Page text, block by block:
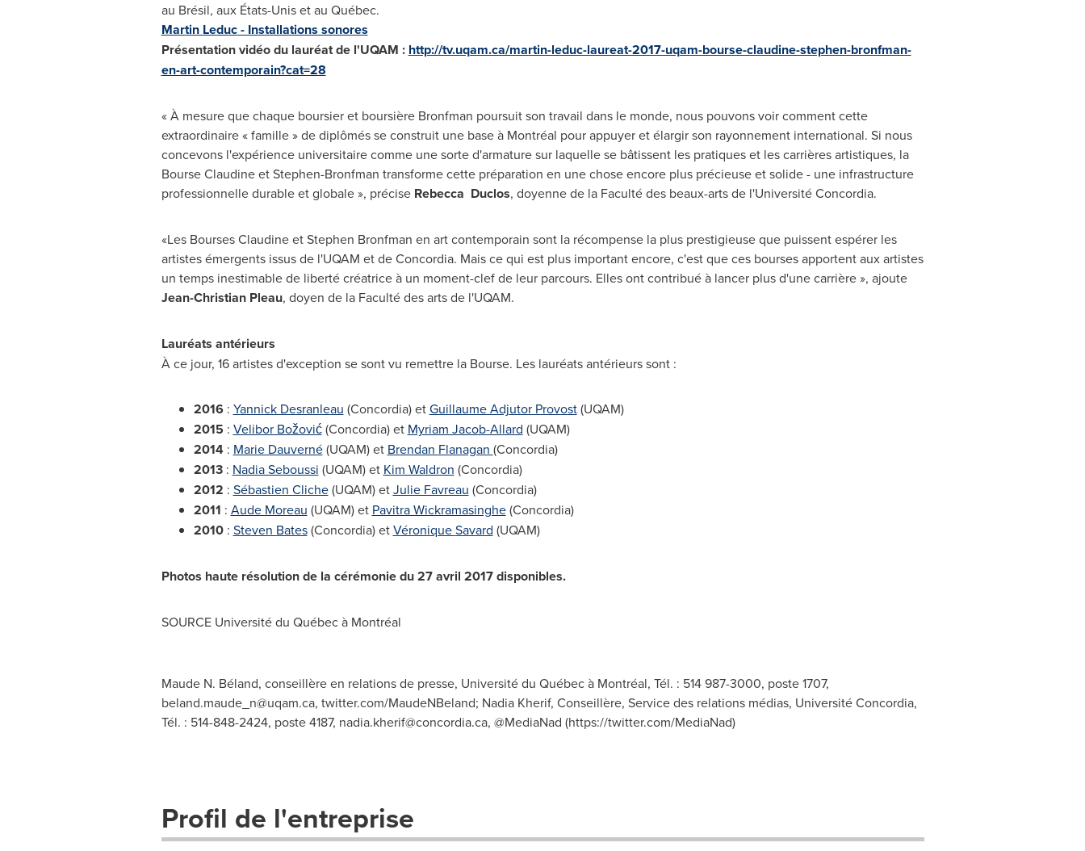
au Brésil, aux États-Unis et au Québec.
Martin Leduc- Installations sonores
Présentation vidéo du lauréat de l'UQAM : http://tv.uqam.ca/martin-leduc-laureat-2017-uqam-bourse-claudine-stephen-bronfman-
en-art-contemporain?cat=28
« À mesure que chaque boursier et boursière Bronfman poursuit son travail dans le monde, nous pouvons voir comment cette
extraordinaire « famille » de diplômés se construit une base à Montréal pour appuyer et élargir son rayonnement international. Si nous
concevons l'expérience universitaire comme une sorte d'armature sur laquelle se bâtissent les pratiques et les carrières artistiques, la
Bourse Claudine et Stephen-Bronfman transforme cette préparation en une chose encore plus précieuse et solide - une infrastructure
professionnelle durable et globale », précise Rebecca Duclos, doyenne de la Faculté des beaux-arts de l'Université Concordia.
«Les Bourses Claudine etStephen Bronfman en art contemporain sont la récompense la plus prestigieuse que puissent espérer les
artistes émergents issus de l'UQAM et de Concordia. Mais ce qui est plus important encore, c'est que ces bourses apportent aux artistes
un temps inestimable de liberté créatrice à un moment-clef de leur parcours. Elles ont contribué à lancer plus d'une carrière », ajoute
Jean-Christian Pleau, doyen de la Faculté des arts de l'UQAM.
Lauréats antérieurs
À ce jour, 16 artistes d'exception se sont vu remettre la Bourse. Les lauréats antérieurs sont :
2016: Yannick Desranleau (Concordia) etGuillaume Adjutor Provost(UQAM)
2015 : Velibor Božović(Concordia) et Myriam Jacob-Allard (UQAM)
2014 : Marie Dauverné(UQAM) et Brendan Flanagan (Concordia)
2013 : Nadia Seboussi (UQAM) et Kim Waldron (Concordia)
2012 : Sébastien Cliche(UQAM) etJulie Favreau (Concordia)
2011 : Aude Moreau (UQAM) et Pavitra Wickramasinghe(Concordia)
2010: Steven Bates(Concordia) etVéroniqueSavard (UQAM)
Photos haute résolution de la cérémonie du 27 avril 2017 disponibles.
SOURCE Université du Québec à Montréal
Maude N. Béland, conseillère en relations de presse, Université du Québec à Montréal, Tél. : 514 987-3000, poste 1707,
beland.maude_n@uqam.ca, twitter.com/MaudeNBeland; Nadia Kherif, Conseillère, Service des relations médias, Université Concordia,
Tél. : 514-848-2424, poste 4187, nadia.kherif@concordia.ca, @MediaNad (https://twitter.com/MediaNad)
Profil de l'entreprise